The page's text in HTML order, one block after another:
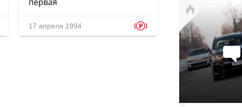
17 апреля 1994 p